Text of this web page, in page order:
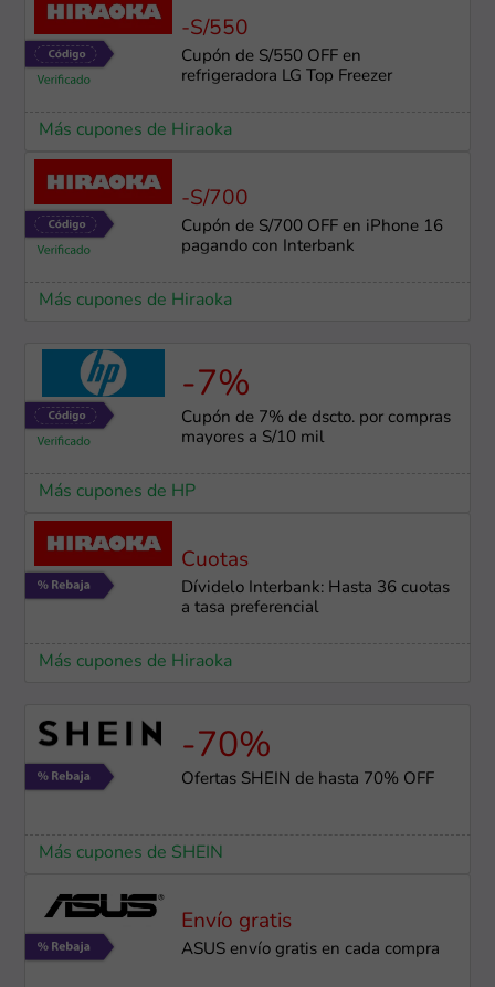
-S/550
Cupón de S/550 OFF en
refrigeradora LG Top Freezer
Más cupones de Hiraoka
-S/700
Cupón de S/700 OFF en iPhone 16
pagando con Interbank
Más cupones de Hiraoka
-7%
Cupón de 7% de dscto. por compras
mayores a S/10 mil
Más cupones de HP
Cuotas
Dívidelo Interbank: Hasta 36 cuotas
a tasa preferencial
Más cupones de Hiraoka
-70%
Ofertas SHEIN de hasta 70% OFF
Más cupones de SHEIN
Envío gratis
ASUS envío gratis en cada compra